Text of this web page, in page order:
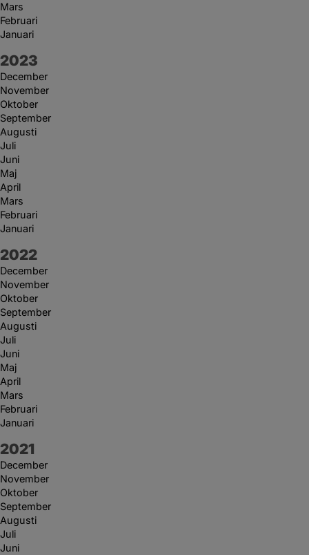
Mars
Februari
Januari
År:
2023
December
November
Oktober
September
Augusti
Juli
Juni
Maj
April
Mars
Februari
Januari
År:
2022
December
November
Oktober
September
Augusti
Juli
Juni
Maj
April
Mars
Februari
Januari
År:
2021
December
November
Oktober
September
Augusti
Juli
Juni